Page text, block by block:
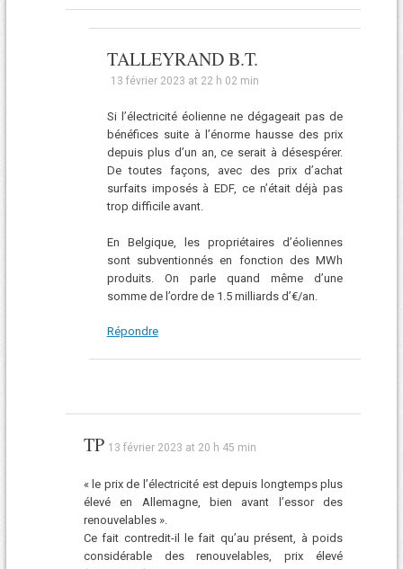
TALLEYRAND B.T.
13 février 2023 at 22 h 02 min
Si l’électricité éolienne ne dégageait pas de
bénéfices suite à l’énorme hausse des prix
depuis plus d’un an, ce serait à désespérer.
De toutes façons, avec des prix d’achat
surfaits imposés à EDF, ce n’était déjà pas
trop difficile avant.
En Belgique, les propriétaires d’éoliennes
sont subventionnés en fonction des MWh
produits. On parle quand même d’une
somme de l’ordre de 1.5 milliards d’€/an.
Répondre
TP 13 février 2023 at 20 h 45 min
« le prix de l’électricité est depuis longtemps plus
élevé en Allemagne, bien avant l’essor des
renouvelables ».
Ce fait contredit-il le fait qu’au présent, à poids
considérable des renouvelables, prix élevé